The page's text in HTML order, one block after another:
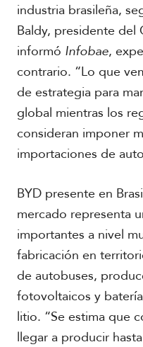
industria brasileña,
Baldy, presidente del
informó Infobae,
contrario. “Lo que
de estrategia para
global mientras los
consideran imponer
importaciones de
BYD presente en
mercado representa
importantes a nivel
fabricación en
de autobuses,
fotovoltaicos y
litio. “Se estima que
llegar a producir